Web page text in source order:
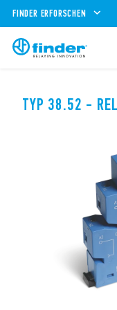
FINDER ERFORSCHEN
TYP 38.52 -